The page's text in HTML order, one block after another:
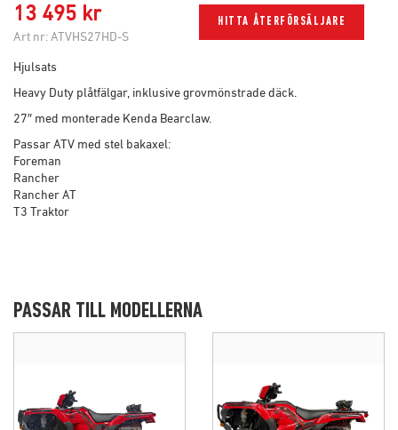
13 495 kr
Art nr: ATVHS27HD-S
HITTA ÅTERFÖRSÄLJARE
Hjulsats
Heavy Duty plåtfälgar, inklusive grovmönstrade däck.
27″ med monterade Kenda Bearclaw.
Passar ATV med stel bakaxel:
Foreman
Rancher
Rancher AT
T3 Traktor
PASSAR TILL MODELLERNA